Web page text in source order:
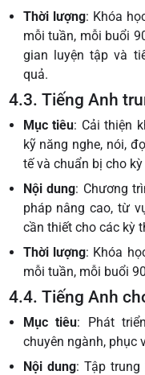
Thời lượng: Khóa
mỗi tuần, mỗi buổi
gian luyện tập và
quả.
4.3. Tiếng Anh
Mục tiêu: Cải thiện
kỹ năng nghe, nói,
tế và chuẩn bị cho
Nội dung: Chương
pháp nâng cao, từ
cần thiết cho các kỳ
Thời lượng: Khóa
mỗi tuần, mỗi buổi
4.4. Tiếng Anh
Mục tiêu: Phát
chuyên ngành, phục
Nội dung: Tập trung